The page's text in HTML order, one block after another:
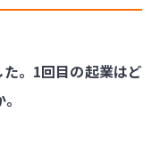
。1回目の起業はど